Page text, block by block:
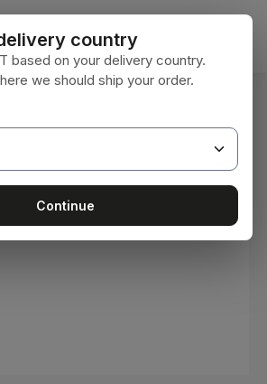
country
based on your delivery country.
we should ship your order.
Continue